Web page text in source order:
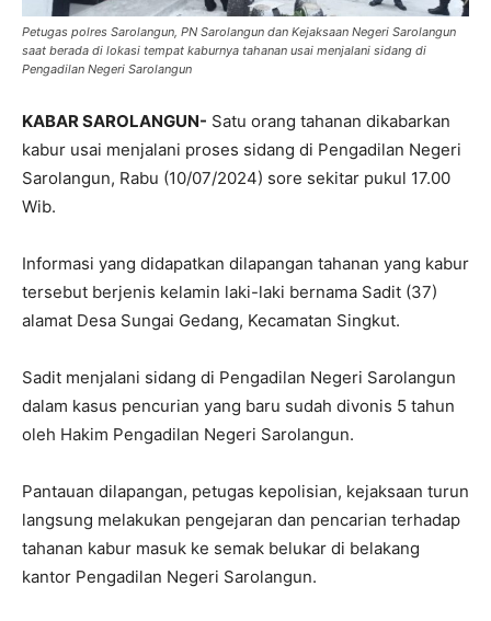
Petugas polres Sarolangun, PN Sarolangun dan Kejaksaan Negeri Sarolangun
saat berada di lokasi tempat kaburnya tahanan usai menjalani sidang di
Pengadilan Negeri Sarolangun
KABAR SAROLANGUN- Satu orang tahanan dikabarkan
kabur usai menjalani proses sidang di Pengadilan Negeri
Sarolangun, Rabu (10/07/2024) sore sekitar pukul 17.00
Wib.
Informasi yang didapatkan dilapangan tahanan yang kabur
tersebut berjenis kelamin laki-laki bernama Sadit (37)
alamat Desa Sungai Gedang, Kecamatan Singkut.
Sadit menjalani sidang di Pengadilan Negeri Sarolangun
dalam kasus pencurian yang baru sudah divonis 5 tahun
oleh Hakim Pengadilan Negeri Sarolangun.
Pantauan dilapangan, petugas kepolisian, kejaksaan turun
langsung melakukan pengejaran dan pencarian terhadap
tahanan kabur masuk ke semak belukar di belakang
kantor Pengadilan Negeri Sarolangun.